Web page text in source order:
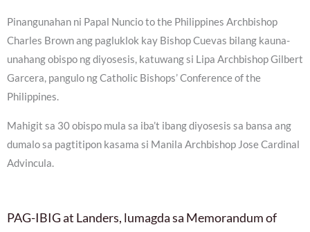
Pinangunahan ni Papal Nuncio to the Philippines Archbishop
Charles Brown ang pagluklok kay Bishop Cuevas bilang kauna-
unahang obispo ng diyosesis, katuwang si Lipa Archbishop Gilbert
Garcera, pangulo ng Catholic Bishops’ Conference of the
Philippines.
Mahigit sa 30 obispo mula sa iba’t ibang diyosesis sa bansa ang
dumalo sa pagtitipon kasama si Manila Archbishop Jose Cardinal
Advincula.
PAG-IBIG at Landers, lumagda sa Memorandum of